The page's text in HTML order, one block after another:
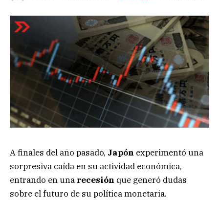
A finales del año pasado, Japón experimentó una
sorpresiva caída en su actividad económica,
entrando en una recesión que generó dudas
sobre el futuro de su política monetaria.